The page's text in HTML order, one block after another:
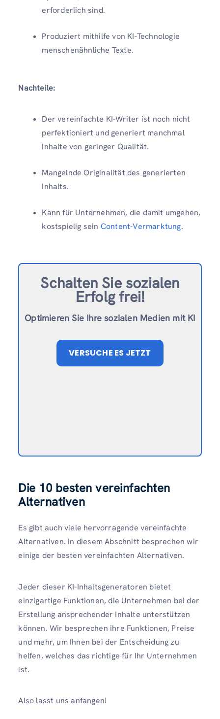
erforderlich sind.
Produziert mithilfe von KI-Technologie
menschenähnliche Texte.
Nachteile:
Der vereinfachte KI-Writer ist noch nicht
perfektioniert und generiert manchmal
Inhalte von geringer Qualität.
Mangelnde Originalität des generierten
Inhalts.
Kann für Unternehmen, die damit umgehen,
kostspielig sein Content-Vermarktung.
Schalten Sie sozialen
Erfolg frei!
Optimieren Sie Ihre sozialen Medien mit KI
VERSUCHE ES JETZT
Die 10 besten vereinfachten
Alternativen
Es gibt auch viele hervorragende vereinfachte
Alternativen. In diesem Abschnitt besprechen wir
einige der besten vereinfachten Alternativen.
Jeder dieser KI-Inhaltsgeneratoren bietet
einzigartige Funktionen, die Unternehmen bei der
Erstellung ansprechender Inhalte unterstützen
können. Wir besprechen ihre Funktionen, Preise
und mehr, um Ihnen bei der Entscheidung zu
helfen, welches das richtige für Ihr Unternehmen
ist.
Also lasst uns anfangen!